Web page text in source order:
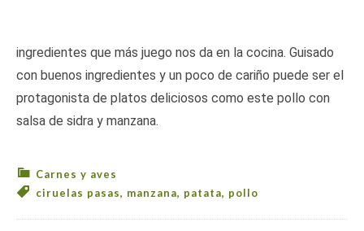
ingredientes que más juego nos da en la cocina. Guisado
con buenos ingredientes y un poco de cariño puede ser el
protagonista de platos deliciosos como este pollo con
salsa de sidra y manzana.
Carnes y aves
ciruelas pasas, manzana, patata, pollo